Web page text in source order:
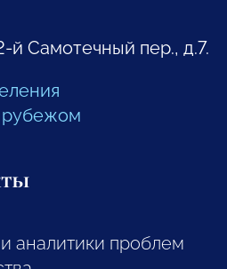
й Самотечный пер., д.7.
рубежом
аналитики проблем